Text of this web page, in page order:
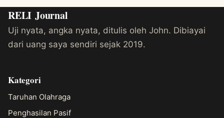
RELI Journal
Uji nyata, angka nyata, ditulis oleh John. Dibiayai
dari uang saya sendiri sejak 2019.
Kategori
Taruhan Olahraga
Penghasilan Pasif